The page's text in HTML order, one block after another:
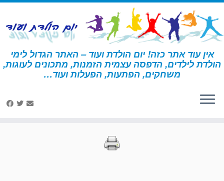
דלג
לתוכן
אין עוד אתר כזה! יום הולדת ועוד – האתר הגדול לימי
הולדת לילדים, הדפסה עצמית הזמנות, מתכונים לעוגות,
משחקים, הפתעות, הפעלות ועוד… דף הבית » הדפסות – הישרדות » עמוד 37
הדפסות – הישרדות